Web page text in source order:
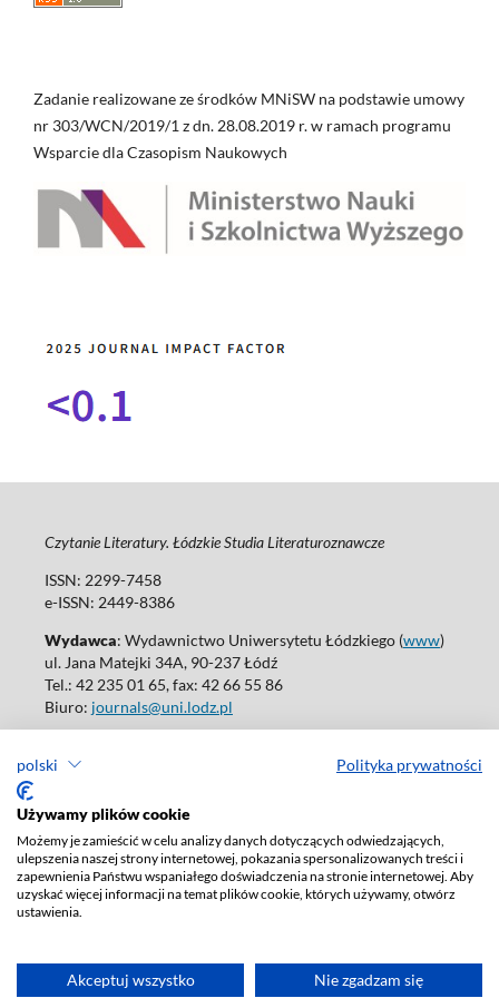
polski Polityka prywatności
Używamy plików cookie
Możemy je zamieścić w celu analizy danych dotyczących odwiedzających,
ulepszenia naszej strony internetowej, pokazania spersonalizowanych treści i
zapewnienia Państwu wspaniałego doświadczenia na stronie internetowej. Aby
uzyskać więcej informacji na temat plików cookie, których używamy, otwórz
ustawienia.
Akceptuj wszystko Nie zgadzam się
Zadanie realizowane ze środków MNiSW na podstawie umowy
nr 303/WCN/2019/1 z dn. 28.08.2019 r. w ramach programu
Wsparcie dla Czasopism Naukowych
Czytanie Literatury. Łódzkie Studia Literaturoznawcze
ISSN: 2299-7458
e-ISSN: 2449-8386
Wydawca: Wydawnictwo Uniwersytetu Łódzkiego (www)
ul. Jana Matejki 34A, 90-237 Łódź
Tel.: 42 235 01 65, fax: 42 66 55 86
Biuro: journals@uni.lodz.pl
W sprawie prenumeraty wydań papierowych prosimy o kontakt
Deklaracja dostępności